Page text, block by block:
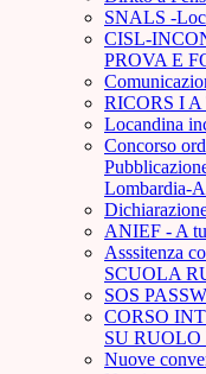
SNALS -
CISL-
PROVA E
RICORS I
Locandina
Concorso
Lombardia-
ANIEF - A
Asssitenza
SCUOLA
SOS
CORSO
SU
Nuove